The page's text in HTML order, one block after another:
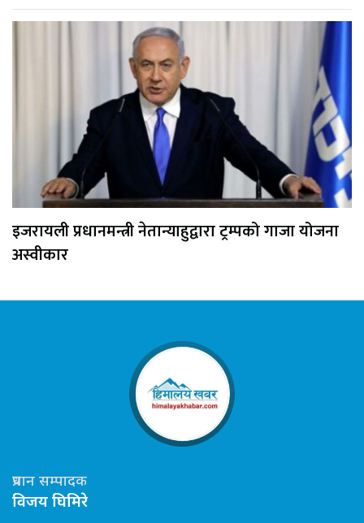
इजरायली प्रधानमन्त्री नेतान्याहुद्वारा ट्रम्पको गाजा योजना
अस्वीकार
प्रधान सम्पादक
विजय घिमिरे